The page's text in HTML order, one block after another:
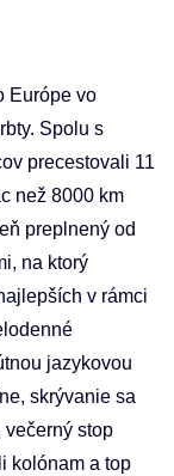
Európe vo
Spolu s
precestovali 11
než 8000 km
preplnený od
na ktorý
v rámci
jazykovou
skrývanie sa
večerný stop
kolónam a top